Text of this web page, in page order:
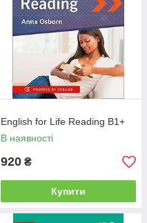
English for Life Reading B1+
В наявності
920 ₴
Купити